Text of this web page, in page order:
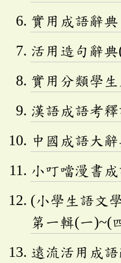
實用成語辭典
活用造句辭
實用分類學
漢語成語考
中國成語大
小叮噹漫書
(小學生語文
第一輯(一)~(
遠流活用成